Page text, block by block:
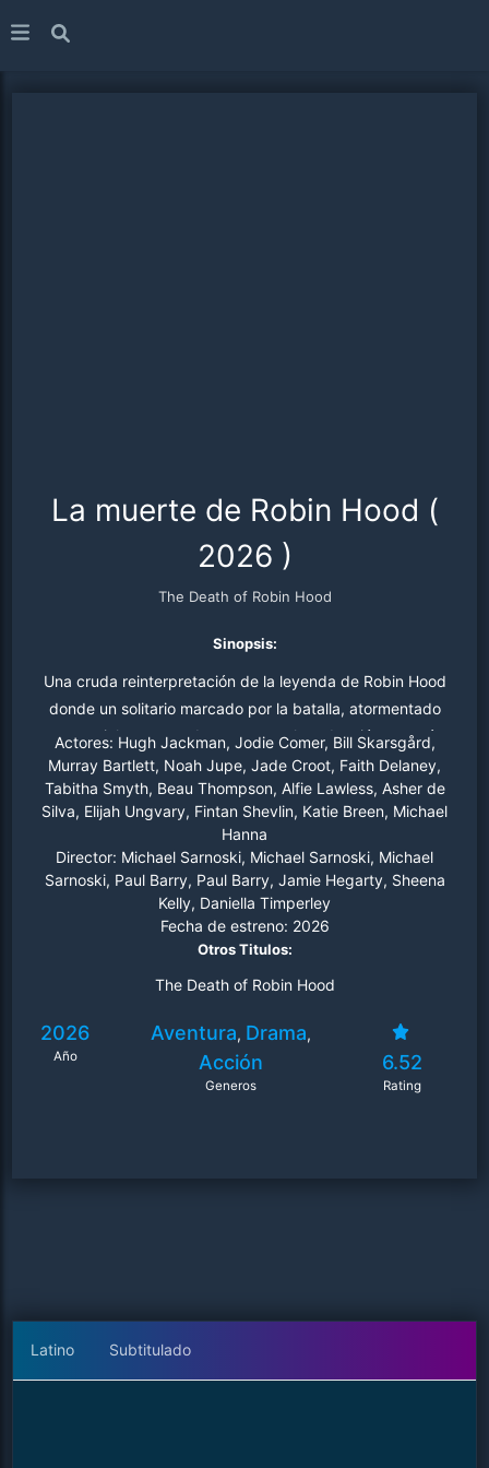
La muerte de Robin Hood (
2026 )
The Death of Robin Hood
Sinopsis:
Una cruda reinterpretación de la leyenda de Robin Hood
donde un solitario marcado por la batalla, atormentado
por su violento pasado, encuentra la redención a través
de una mujer enigmática tras una grave herida.
Actores: Hugh Jackman, Jodie Comer, Bill Skarsgård,
Murray Bartlett, Noah Jupe, Jade Croot, Faith Delaney,
Tabitha Smyth, Beau Thompson, Alfie Lawless, Asher de
Silva, Elijah Ungvary, Fintan Shevlin, Katie Breen, Michael
Hanna
Director: Michael Sarnoski, Michael Sarnoski, Michael
Sarnoski, Paul Barry, Paul Barry, Jamie Hegarty, Sheena
Kelly, Daniella Timperley
Fecha de estreno: 2026
Otros Titulos:
The Death of Robin Hood
2026
Año
Aventura, Drama,
Acción
Generos
6.52
Rating
Latino Subtitulado